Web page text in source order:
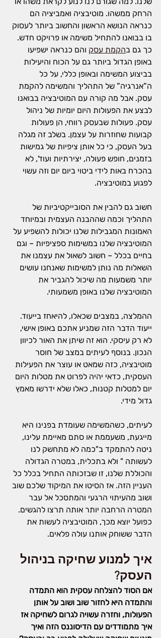
הרחק ממשהו. מוטיבציה ואמביציה הם
כנראה הנושא הראשון והחשוב ביותר לעסוק
בו בבואנו להתחיל משימה או פרויקט חדש.
כך גם בהקמת עסק והם כנראה ישפיעו
באופן הגדול ביותר גם על הכוח והיעילות
בביצוע המשימה ובאופן כללי, על כל
ה”אנרגיה” של התהליך והמשימה להקמת
עסק. אבל מה קורה עם המוטיבציה בבואנו
לבצע את הפעולות היום יומיות של ניהול
עסק. פעולות שבעסק רווחי, הן פעולות
קבועות שחוזרות על עצמן. בשלב זה מגלה
בעל העסק, כי כל אותן ציפיות של גמישות
בזמנים, חופש פעולה, יצירתיות ועוד', לא
בהכרח באות לידי ביטוי ביום יום וזה עשוי
לפגוע במוטיבציה.
חשוב גם להבין את הסובייקטיביות של
התהליך וכמה שההבנה העצמית ובמיוחד
האמונות המגבילות שלנו יכולות להשפיע על
המוטיבציה שלנו במשימות ספציפיות – וגם
בחיים בכלל – חשוב לשאול את עצמנו את
השאלות מה נותן למשימות שאנחנו עושים
יותר משמעות מה שיכול להגביר את
המוטיבציה שלנו באופן משמעותי.
ההמלצה, במצבים שכאלו, להיאחז בייעוד.
ייעוד הדבר הזה שמניע אתכם באופן אישי,
לא רק עיסקי. הוא זה שיתן את האור לכיוון
הנכון. בנוסף לעיתים במצב של חוסר
מוטיבציה, כזה שמאט או עוצר את הפעילות
העסקית, כדאי יהיה לפרוט את מטלות היום
יום למטלות קטנות, כאלו שלא ידרשו מאמץ
גדול מידי.
לעיתים, כשהמשימה שעומדת בפנינו היא
מייגעת, משעממת או סתם מאיימת עלינו,
ניטה להתמקד ב"כמה לא מתחשק לנו
לעשותה " ולא בתכלית, במטרה הגדולה
והכוללת שלנו, זו שבזכותה התחיל בכלל כל
העניין הזה. אז הסיטו את המיקוד שלכם שוב
ושוב מהעיתוי הרגעי והמתסכל אל עבר
המטרה הרחבה יותר אותה תרצו להגשים.
כפועל יוצא מכך, המוטיבציה לעשות את
הדבר ששוחק אותנו עולה פלאים.
איך למנוע שחיקה בניהול
העסק?
אם הסוד להצלחה עסקית הוא התמדה
והתמדה היא לחזור שוב ושוב על אותן
הפעולות, וחזרה עשויה לגרום לשחיקה אז
איך מתמודדים עם הדיסוננס הזה ואיך